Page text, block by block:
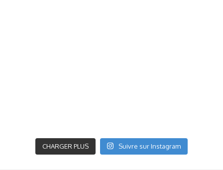
CHARGER PLUS Suivre sur Instagram